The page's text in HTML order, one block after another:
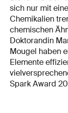
sich nur mit
Chemikalien
chemischen
Doktorandin
Mougel haben
Elemente
Spark Award